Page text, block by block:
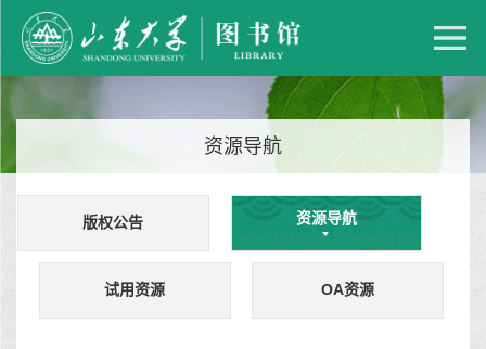
资源导航
版权公告 资源导航
试用资源 OA资源